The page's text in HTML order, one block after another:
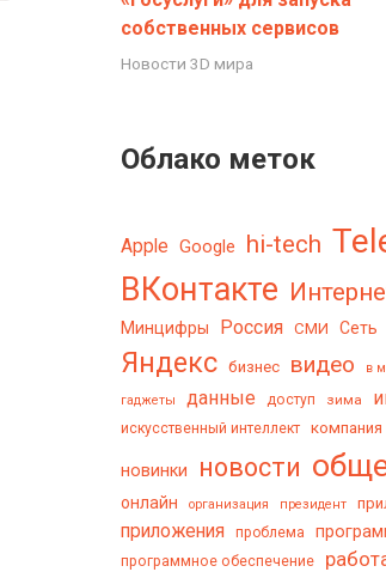
собственных сервисов
Новости 3D мира
Облако меток
Apple Google hi-tech
ВКонтакте
Минцифры Россия СМИ Сеть
Яндекс бизнес видео в
гаджеты данные доступ зима
искусственный интеллект компания
новинки новости
онлайн организация президент
приложения проблема
программное обеспечение